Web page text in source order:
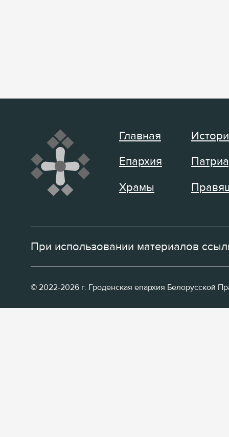
Главная
Епархия
Храмы
При использовании материалов
© 2022-2026 г. Гроденская епархия Белорусской